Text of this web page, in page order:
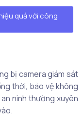
quả với công
bị camera giám sát
thời, bảo vệ không
ninh thường xuyên